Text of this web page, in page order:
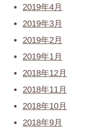
2019年4月
2019年3月
2019年2月
2019年1月
2018年12月
2018年11月
2018年10月
2018年9月